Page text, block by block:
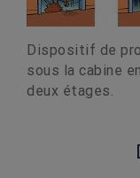
Dispositif de
sous la cabine
deux étages.